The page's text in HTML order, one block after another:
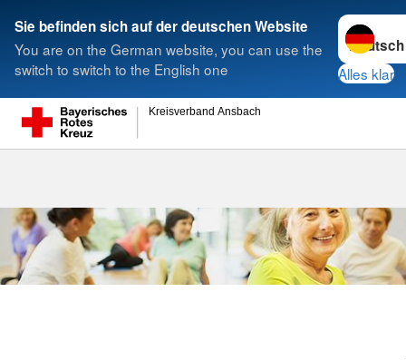
Sie befinden sich auf der deutschen Website
You are on the German website, you can use the
switch to switch to the English one
Sprache
Alles klar
Kreisverband Ansbach
Suche